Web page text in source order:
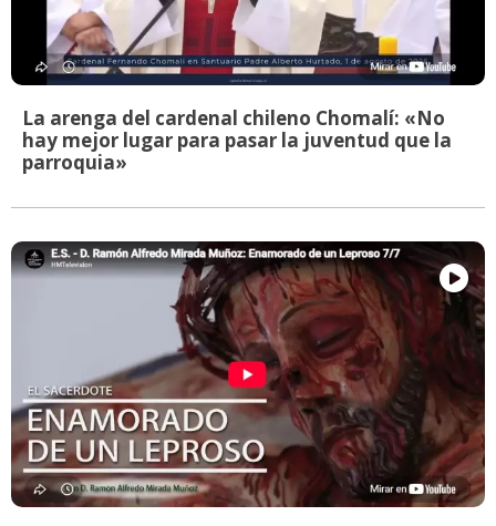
La arenga del cardenal chileno Chomalí: «No
hay mejor lugar para pasar la juventud que la
parroquia»